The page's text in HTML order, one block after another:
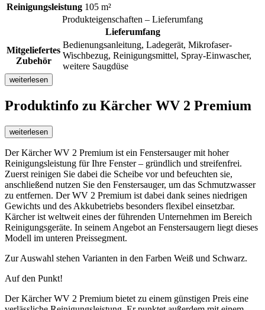
Reinigungsleistung 105 m²
Produkteigenschaften – Lieferumfang
Lieferumfang
Mitgeliefertes
Zubehör
Bedienungsanleitung, Ladegerät, Mikrofaser-
Wischbezug, Reinigungsmittel, Spray-Einwascher,
weitere Saugdüse
weiterlesen
Produktinfo zu Kärcher WV 2 Premium
weiterlesen
Der Kärcher WV 2 Premium ist ein Fenstersauger mit hoher
Reinigungsleistung für Ihre Fenster – gründlich und streifenfrei.
Zuerst reinigen Sie dabei die Scheibe vor und befeuchten sie,
anschließend nutzen Sie den Fenstersauger, um das Schmutzwasser
zu entfernen. Der WV 2 Premium ist dabei dank seines niedrigen
Gewichts und des Akkubetriebs besonders flexibel einsetzbar.
Kärcher ist weltweit eines der führenden Unternehmen im Bereich
Reinigungsgeräte. In seinem Angebot an Fenstersaugern liegt dieses
Modell im unteren Preissegment.
Zur Auswahl stehen Varianten in den Farben Weiß und Schwarz.
Auf den Punkt!
Der Kärcher WV 2 Premium bietet zu einem günstigen Preis eine